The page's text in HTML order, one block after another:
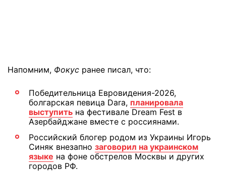
Напомним, Фокус ранее писал, что:
Победительница Евровидения-2026,
болгарская певица Dara, планировала
выступить на фестивале Dream Fest в
Азербайджане вместе с россиянами.
Российский блогер родом из Украины Игорь
Синяк внезапно заговорил на украинском
языке на фоне обстрелов Москвы и других
городов РФ.